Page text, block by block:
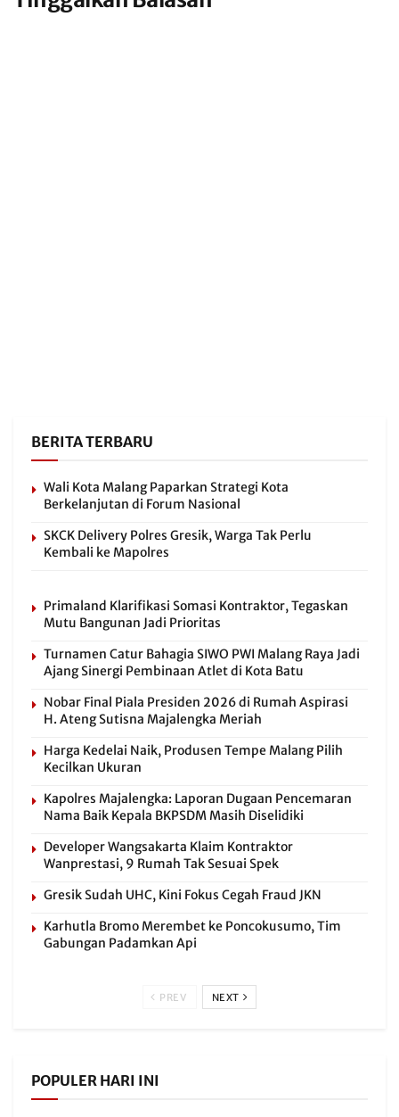
BERITA TERBARU
Wali Kota Malang Paparkan Strategi Kota
Berkelanjutan di Forum Nasional
SKCK Delivery Polres Gresik, Warga Tak Perlu
Kembali ke Mapolres
Primaland Klarifikasi Somasi Kontraktor, Tegaskan
Mutu Bangunan Jadi Prioritas
Turnamen Catur Bahagia SIWO PWI Malang Raya Jadi
Ajang Sinergi Pembinaan Atlet di Kota Batu
Nobar Final Piala Presiden 2026 di Rumah Aspirasi
H. Ateng Sutisna Majalengka Meriah
Harga Kedelai Naik, Produsen Tempe Malang Pilih
Kecilkan Ukuran
Kapolres Majalengka: Laporan Dugaan Pencemaran
Nama Baik Kepala BKPSDM Masih Diselidiki
Developer Wangsakarta Klaim Kontraktor
Wanprestasi, 9 Rumah Tak Sesuai Spek
Gresik Sudah UHC, Kini Fokus Cegah Fraud JKN
Karhutla Bromo Merembet ke Poncokusumo, Tim
Gabungan Padamkan Api
PREV NEXT
POPULER HARI INI